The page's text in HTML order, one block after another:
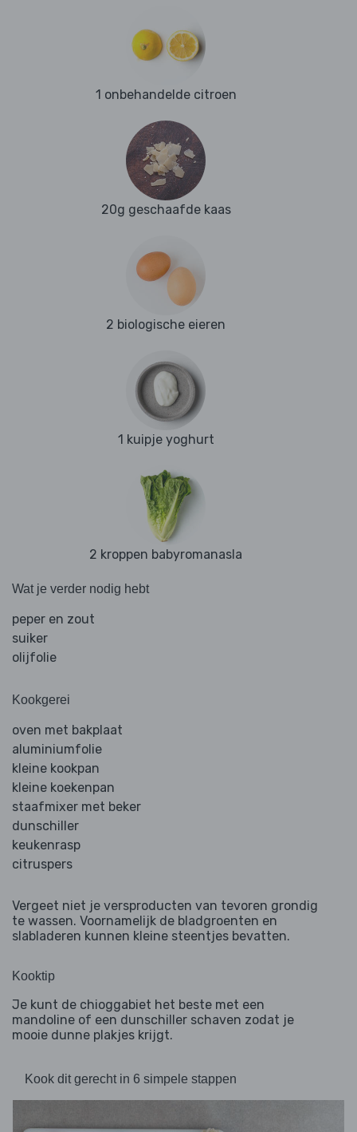
1 onbehandelde citroen
20g geschaafde kaas
2 biologische eieren
1 kuipje yoghurt
2 kroppen babyromanasla
Wat je verder nodig hebt
peper en zout
suiker
olijfolie
Kookgerei
oven met bakplaat
aluminiumfolie
kleine kookpan
kleine koekenpan
staafmixer met beker
dunschiller
keukenrasp
citruspers
Vergeet niet je versproducten van tevoren grondig
te wassen. Voornamelijk de bladgroenten en
slabladeren kunnen kleine steentjes bevatten.
Kooktip
Je kunt de chioggabiet het beste met een
mandoline of een dunschiller schaven zodat je
mooie dunne plakjes krijgt.
Kook dit gerecht in 6 simpele stappen